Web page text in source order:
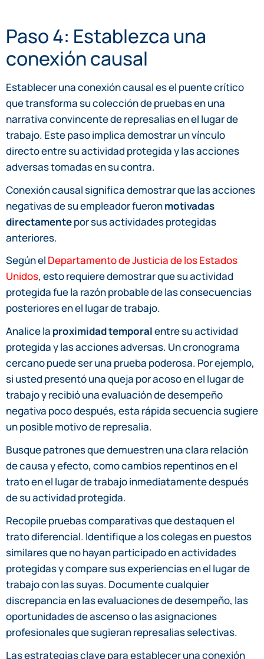
Paso 4: Establezca una
conexión causal
Establecer una conexión causal es el puente crítico
que transforma su colección de pruebas en una
narrativa convincente de represalias en el lugar de
trabajo. Este paso implica demostrar un vínculo
directo entre su actividad protegida y las acciones
adversas tomadas en su contra.
Conexión causal significa demostrar que las acciones
negativas de su empleador fueronmotivadas
directamentepor sus actividades protegidas
anteriores.
Según el Departamento de Justicia de los Estados
Unidos, esto requiere demostrar que su actividad
protegida fue la razón probable de las consecuencias
posteriores en el lugar de trabajo.
Analice la proximidad temporalentre su actividad
protegida y las acciones adversas. Un cronograma
cercano puede ser una prueba poderosa. Por ejemplo,
si usted presentó una queja por acoso en el lugar de
trabajo y recibió una evaluación de desempeño
negativa poco después, esta rápida secuencia sugiere
un posible motivo de represalia.
Busque patrones que demuestren una clara relación
de causa y efecto, como cambios repentinos en el
trato en el lugar de trabajo inmediatamente después
de su actividad protegida.
Recopile pruebas comparativas que destaquen el
trato diferencial. Identifique a los colegas en puestos
similares que no hayan participado en actividades
protegidas y compare sus experiencias en el lugar de
trabajo con las suyas. Documente cualquier
discrepancia en las evaluaciones de desempeño, las
oportunidades de ascenso o las asignaciones
profesionales que sugieran represalias selectivas.
Las estrategias clave para establecer una conexión